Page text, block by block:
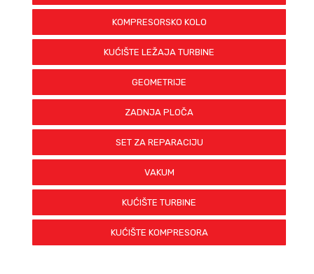
KOMPRESORSKO KOLO
KUĆIŠTE LEŽAJA TURBINE
GEOMETRIJE
ZADNJA PLOČA
SET ZA REPARACIJU
VAKUM
KUĆIŠTE TURBINE
KUĆIŠTE KOMPRESORA